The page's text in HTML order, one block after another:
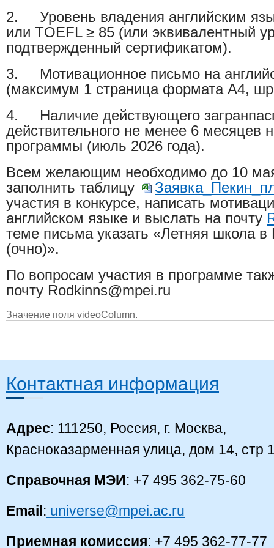
2. Уровень владения английским
или TOEFL ≥ 85 (или эквивалентный
подтвержденный сертификатом).
3. Мотивационное письмо на
(максимум 1 страница формата А4,
4. Наличие действующего
действительного не менее 6 месяцев
программы (июль 2026 года).
Всем желающим необходимо до 10
заполнить таблицу
участия в конкурсе, написать
английском языке и выслать на почту
теме письма указать «Летняя школа в
(очно)».
По вопросам участия в программе
почту Rodkinns@mpei.ru​
​​Значение поля videoColumn.
Контактная информация
Адрес: 111250, Россия, г. Москва,
Красноказарменная улица, дом 14, стр
Справочная МЭИ: +7 495 362-75-60
Email: universe@mpei.ac.ru
Приемная комиссия: +7 495 362-77-77